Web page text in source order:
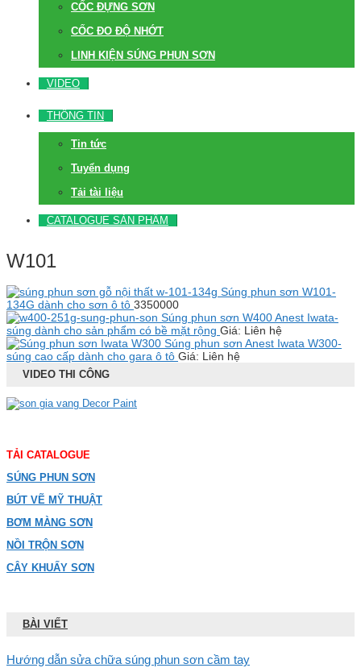
CỐC ĐỰNG SƠN
CỐC ĐO ĐỘ NHỚT
LINH KIỆN SÚNG PHUN SƠN
VIDEO
THÔNG TIN
Tin tức
Tuyển dụng
Tải tài liệu
CATALOGUE SẢN PHẨM
W101
Súng phun sơn W101-
134G dành cho sơn ô tô 3350000
Súng phun sơn W400 Anest Iwata-
súng dành cho sản phẩm có bề mặt rộng Giá: Liên hệ
Súng phun sơn Anest Iwata W300-
súng cao cấp dành cho gara ô tô Giá: Liên hệ
VIDEO THI CÔNG
TẢI CATALOGUE
SÚNG PHUN SƠN
BÚT VẼ MỸ THUẬT
BƠM MÀNG SƠN
NỒI TRỘN SƠN
CÂY KHUẤY SƠN
BÀI VIẾT
Hướng dẫn sửa chữa súng phun sơn cầm tay